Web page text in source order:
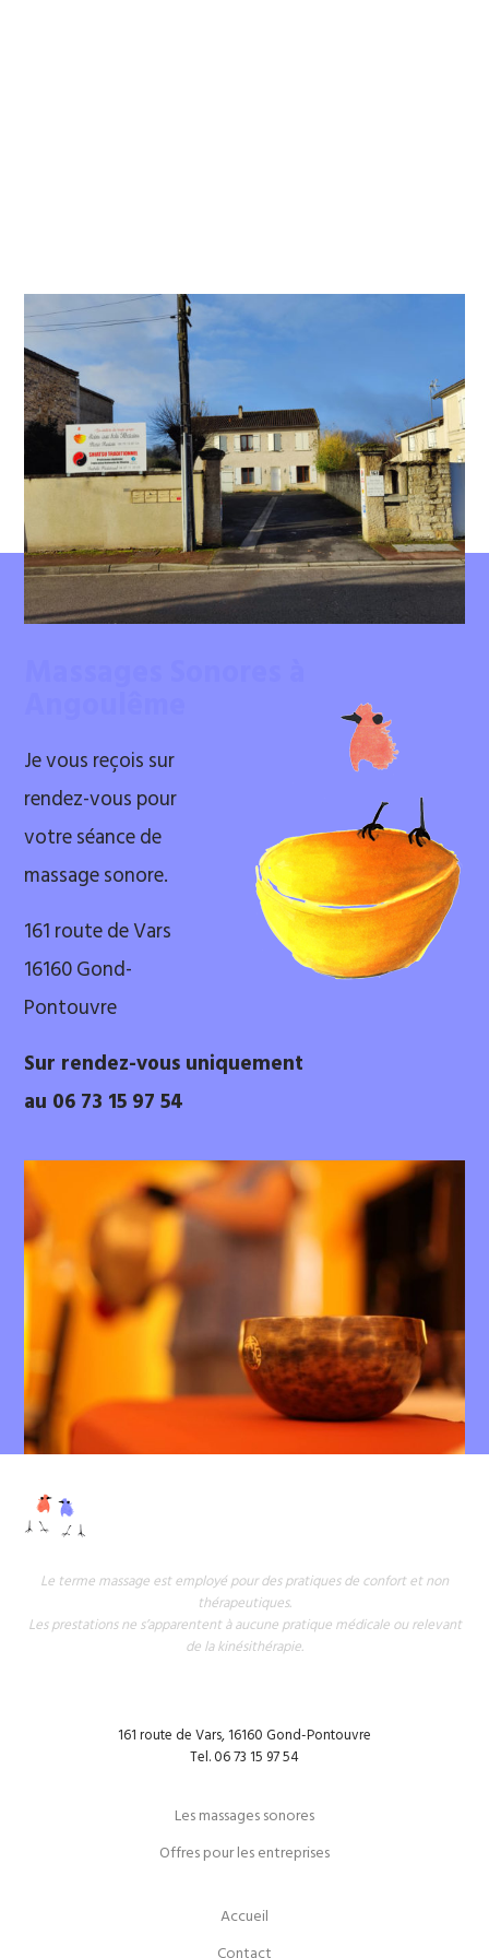
Je vous reçois sur
rendez-vous pour
votre séance de
massage sonore.
161 route de Vars
16160 Gond-
Pontouvre
Sur rendez-vous uniquement
au 06 73 15 97 54
Le terme massage est employé pour des pratiques de confort et non
thérapeutiques.
Les prestations ne s’apparentent à aucune pratique médicale ou relevant
de la kinésithérapie.
Les massages sonores
Offres pour les entreprises
Accueil
161 route de Vars, 16160 Gond-Pontouvre
Tel. 06 73 15 97 54